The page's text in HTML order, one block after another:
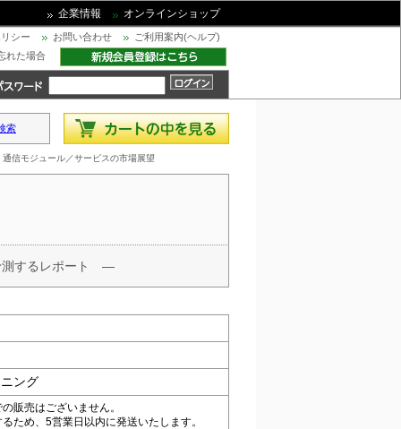
企業情報 オンラインショップ
シー お問い合わせ
ご利用案内(ヘルプ)
れた場合
索
信モジュール／サービスの市場展望
測するレポート ―
ング
販売はございません。
ため、5営業日以内に発送いたします。